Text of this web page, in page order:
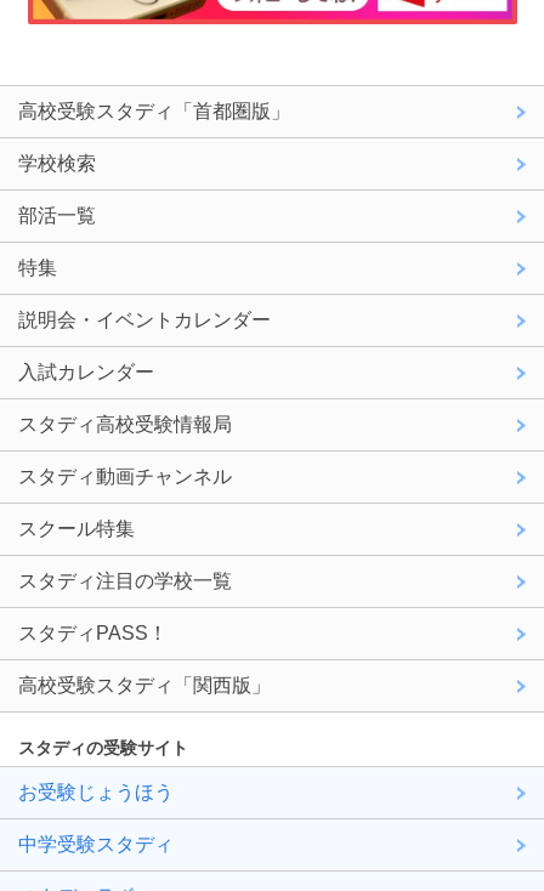
高校受験スタディ「首都圏版」
学校検索
部活一覧
特集
説明会・イベントカレンダー
入試カレンダー
スタディ高校受験情報局
スタディ動画チャンネル
スクール特集
スタディ注目の学校一覧
スタディPASS！
高校受験スタディ「関西版」
スタディの受験サイト
お受験じょうほう
中学受験スタディ